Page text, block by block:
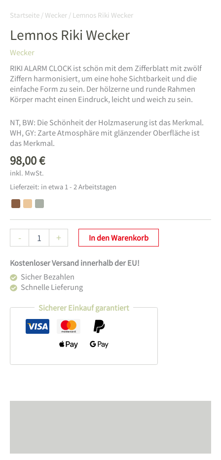
Startseite / Wecker / Lemnos Riki Wecker
Lemnos Riki Wecker
Wecker
RIKI ALARM CLOCK ist schön mit dem Zifferblatt mit zwölf
Ziffern harmonisiert, um eine hohe Sichtbarkeit und die
einfache Form zu sein. Der hölzerne und runde Rahmen
Körper macht einen Eindruck, leicht und weich zu sein.
NT, BW: Die Schönheit der Holzmaserung ist das Merkmal.
WH, GY: Zarte Atmosphäre mit glänzender Oberfläche ist
das Merkmal.
98,00€
inkl. MwSt.
Lieferzeit: in etwa 1 - 2 Arbeitstagen
-
Clock
Menge
+ In den Warenkorb
Kostenloser Versand innerhalb der EU!
Sicher Bezahlen
Schnelle Lieferung
Sicherer Einkauf garantiert